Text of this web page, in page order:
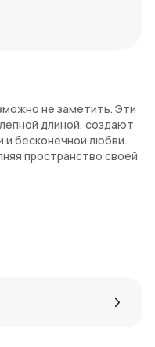
не заметить. Эти
длиной, создают
и бесконечной любви.
пространство своей
просто украшает
Букет из 101
и восхищать
вкуса.